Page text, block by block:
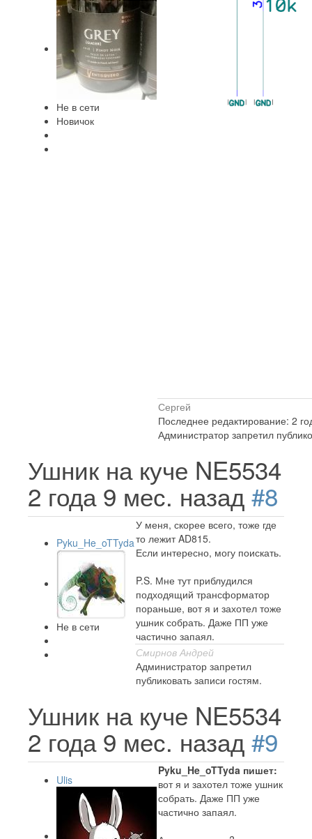
Не в сети
Новичок
Сергей
Последнее редактирование: 2
Администратор запретил
Ушник на куче NE5534
2 года 9 мес. назад #8
Pyku_He_oTTyda
Не в сети
У меня, скорее всего, тоже где
то лежит AD815.
Если интересно, могу поискать.
P.S. Мне тут приблудился
подходящий трансформатор
пораньше, вот я и захотел тоже
ушник собрать. Даже ПП уже
частично запаял.
Смирнов Андрей
Администратор запретил
публиковать записи гостям.
Ушник на куче NE5534
2 года 9 мес. назад #9
Ulis
Pyku_He_oTTyda пишет:
вот я и захотел тоже ушник
собрать. Даже ПП уже
частично запаял.